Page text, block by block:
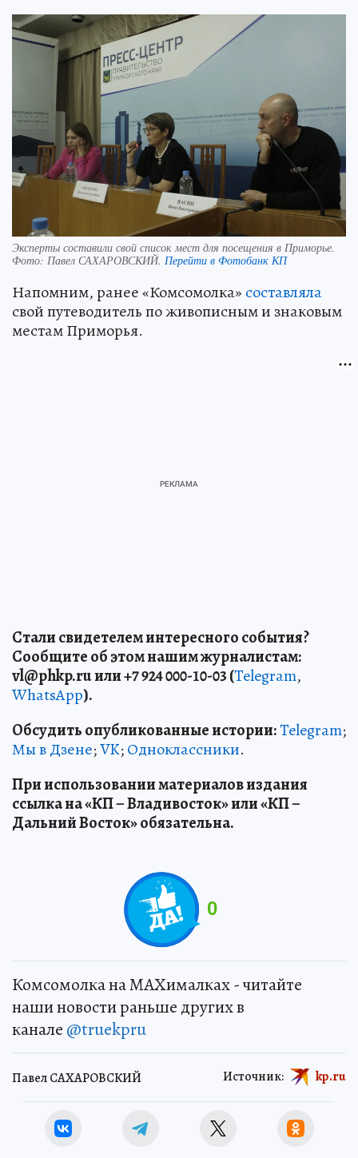
Эксперты составили свой список мест для посещения в Приморье.
Фото: Павел САХАРОВСКИЙ. Перейти в Фотобанк КП
Напомним, ранее «Комсомолка» составляла
свой путеводитель по живописным и знаковым
местам Приморья.
Стали свидетелем интересного события?
Сообщите об этом нашим журналистам:
vl@phkp.ruили +7 924 000-10-03 (Telegram,
WhatsApp).
Обсудить опубликованные истории:Telegram;
Мы в Дзене;VK;Одноклассники.
При использовании материалов издания
ссылка на «КП – Владивосток» или «КП –
Дальний Восток» обязательна.
0
Комсомолка на MAXималках - читайте
наши новости раньше других в
канале @truekpru
Павел САХАРОВСКИЙ Источник: kp.ru